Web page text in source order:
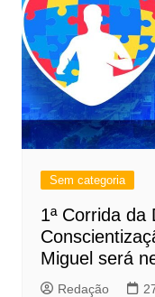
Sem categoria
1ª Corrida da
Miguel será
Redação